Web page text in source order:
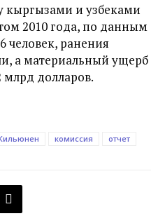
кыргызами и узбеками
2010 года, по данным
человек, ранения
а материальный ущерб
млрд долларов.
комиссия отчет